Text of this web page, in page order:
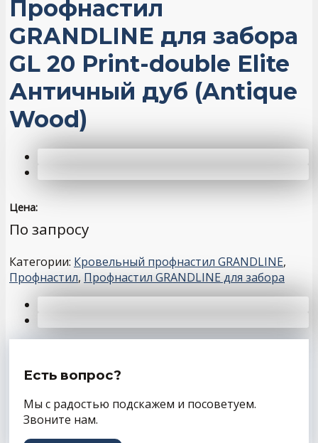
Профнастил
GRANDLINE для забора
GL 20 Print-double Elite
Античный дуб (Antique
Wood)
Цена:
По запросу
Категории: Кровельный профнастил GRANDLINE,
Профнастил, Профнастил GRANDLINE для забора
Есть вопрос?
Мы с радостью подскажем и посоветуем.
Звоните нам.